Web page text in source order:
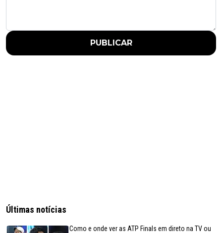
PUBLICAR
Últimas notícias
Como e onde ver as ATP Finals em direto na TV ou